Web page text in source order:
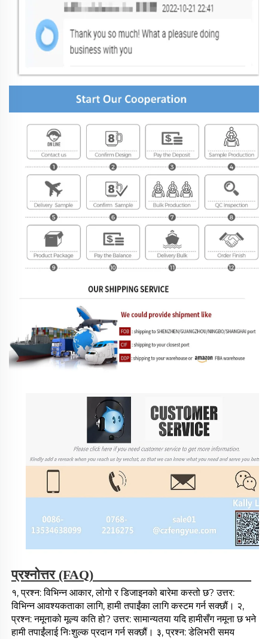
प्रश्नोत्तर (FAQ)
१, प्रश्न: विभिन्न आकार, लोगो र डिजाइनको बारेमा कस्तो छ? उत्तर:
विभिन्न आवश्यकताका लागि, हामी तपाईंका लागि कस्टम गर्न सक्छौं। २,
प्रश्न: नमूनाको मूल्य कति हो? उत्तर: सामान्यतया यदि हामीसँग नमूना छ भने
हामी तपाईंलाई निःशुल्क प्रदान गर्न सक्छौं। ३, प्रश्न: डेलिभरी समय